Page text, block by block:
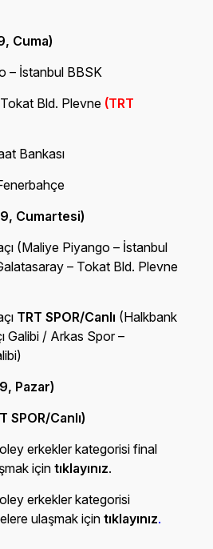
Cuma)
– İstanbul BBSK
Bld. Plevne (TRT
Bankası
Cumartesi)
(Maliye Piyango – İstanbul
– Tokat Bld. Plevne
TRT SPOR/Canlı (Halkbank
Galibi / Arkas Spor –
Pazar)
SPOR/Canlı)
erkekler kategorisi final
içintıklayınız.
erkekler kategorisi
ulaşmak içintıklayınız.